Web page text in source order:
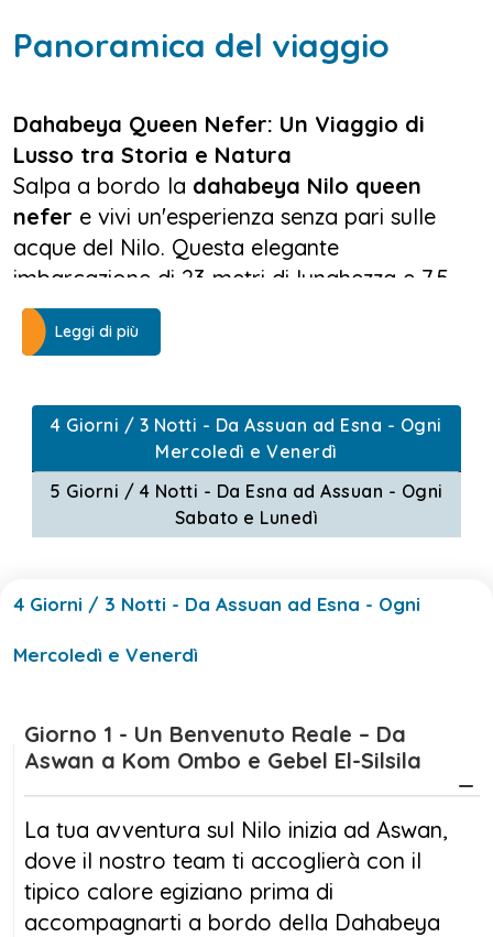
Panoramica del viaggio
Dahabeya Queen Nefer: Un Viaggio di
Lusso tra Storia e Natura
Salpa a bordo la dahabeya Nilo queen
nefer e vivi un'esperienza senza pari sulle
acque del Nilo. Questa elegante
imbarcazione di 23 metri di lunghezza e 7,5
metri di larghezza combina il fascino delle
crociere tradizionali con il comfort e la
meraviglie dell’Antico Egitto in un’atmosfera
intima ed esclusiva.
Navigando tra Luxor, Aswan, Kom Ombo ed
Edfu, potrai ammirare templi millenari,
crociera. Con solo sette cabine raffinate,
dahabeya Nilo Queen Nefer
completamente nella magia del Nilo. Le sei
cabine doppie da 15 m², arredate con gusto,
dispongono di letti twin/matrimoniali e ampie
finestre panoramiche, mentre la cabina
singola deluxe da 13 m² offre una vista
privilegiata sul fiume.
Leggi di più
4 Giorni / 3 Notti - Da Assuan ad Esna - Ogni
Mercoledì e Venerdì
5 Giorni / 4 Notti - Da Esna ad Assuan - Ogni
Sabato e Lunedì
4 Giorni / 3 Notti - Da Assuan ad Esna - Ogni
Mercoledì e Venerdì
Giorno 1 - Un Benvenuto Reale – Da
Aswan a Kom Ombo e Gebel El-Silsila
La tua avventura sul Nilo inizia ad Aswan,
dove il nostro team ti accoglierà con il
tipico calore egiziano prima di
accompagnarti a bordo della Dahabeya